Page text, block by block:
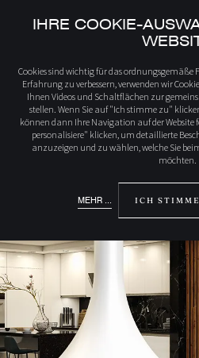
IHRE COOKIE-
Cookies sind wichtig für das ordnungsgemäße
Erfahrung zu verbessern, verwenden wir
Ihnen Videos und Schaltflächen zur
stellen. Wenn Sie auf "Ich stimme zu"
können dann Ihre Navigation auf der Website
personalisiere" klicken, um detaillierte
anzuzeigen und zu wählen, welche Sie
möchten.
MEHR ... ICH